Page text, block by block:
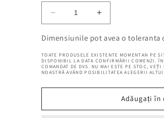
Reduceți
cantitatea
pentru
metraj
Amna
latime
cm
Creșteți
cantitatea
pentru
metraj
Amna
latime
cm
Dimensiunile pot avea o toleranta
TOATE PRODUSELE EXISTENTE MOMENTAN PE
DISPONIBIL LA DATA CONFIRMĂRII COMENZI. ÎN
COMANDAT DE DVS. NU MAI ESTE PE STOC,
NOASTRĂ AVÂND POSIBILITATEA ALEGERII ALTUI
Adăugați în